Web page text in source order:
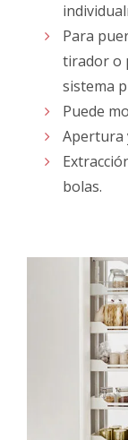
Para
tirador o
sistema
Puede
Apertura
bolas.